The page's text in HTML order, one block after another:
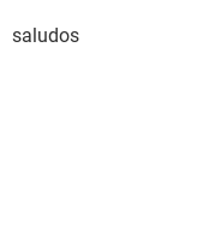
saludos